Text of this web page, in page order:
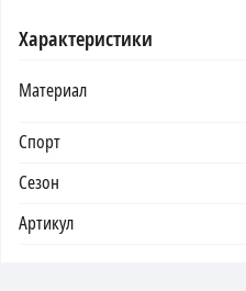
Характеристики
Материал
Спорт
Сезон
Артикул